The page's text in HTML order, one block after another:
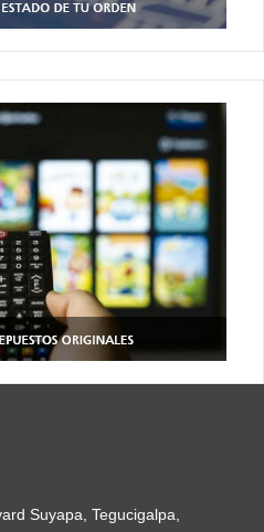
Suyapa, Tegucigalpa,